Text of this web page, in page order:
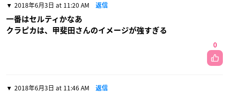
2018年6月3日 at 11:20 AM 返信
一番はセルティかなあ
クラピカは、甲斐田さんのイメージが強すぎる
0
2018年6月3日 at 11:46 AM 返信